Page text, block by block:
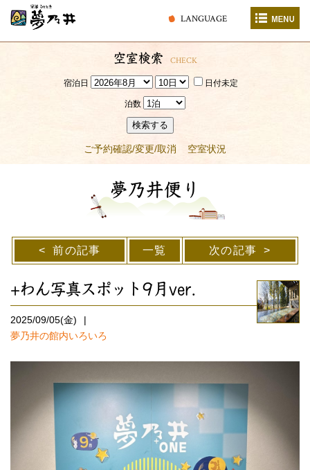
LANGUAGE
空室検索 CHECK
宿泊日 日付未定
泊数
検索する
ご予約確認/変更/取消 空室状況
夢乃井便り
前の記事 一覧 次の記事
+わん写真スポット9月ver.
2025/09/05(金)
夢乃井の館内いろいろ